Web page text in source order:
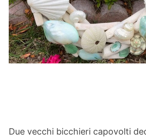
Due vecchi bicchieri capovolti